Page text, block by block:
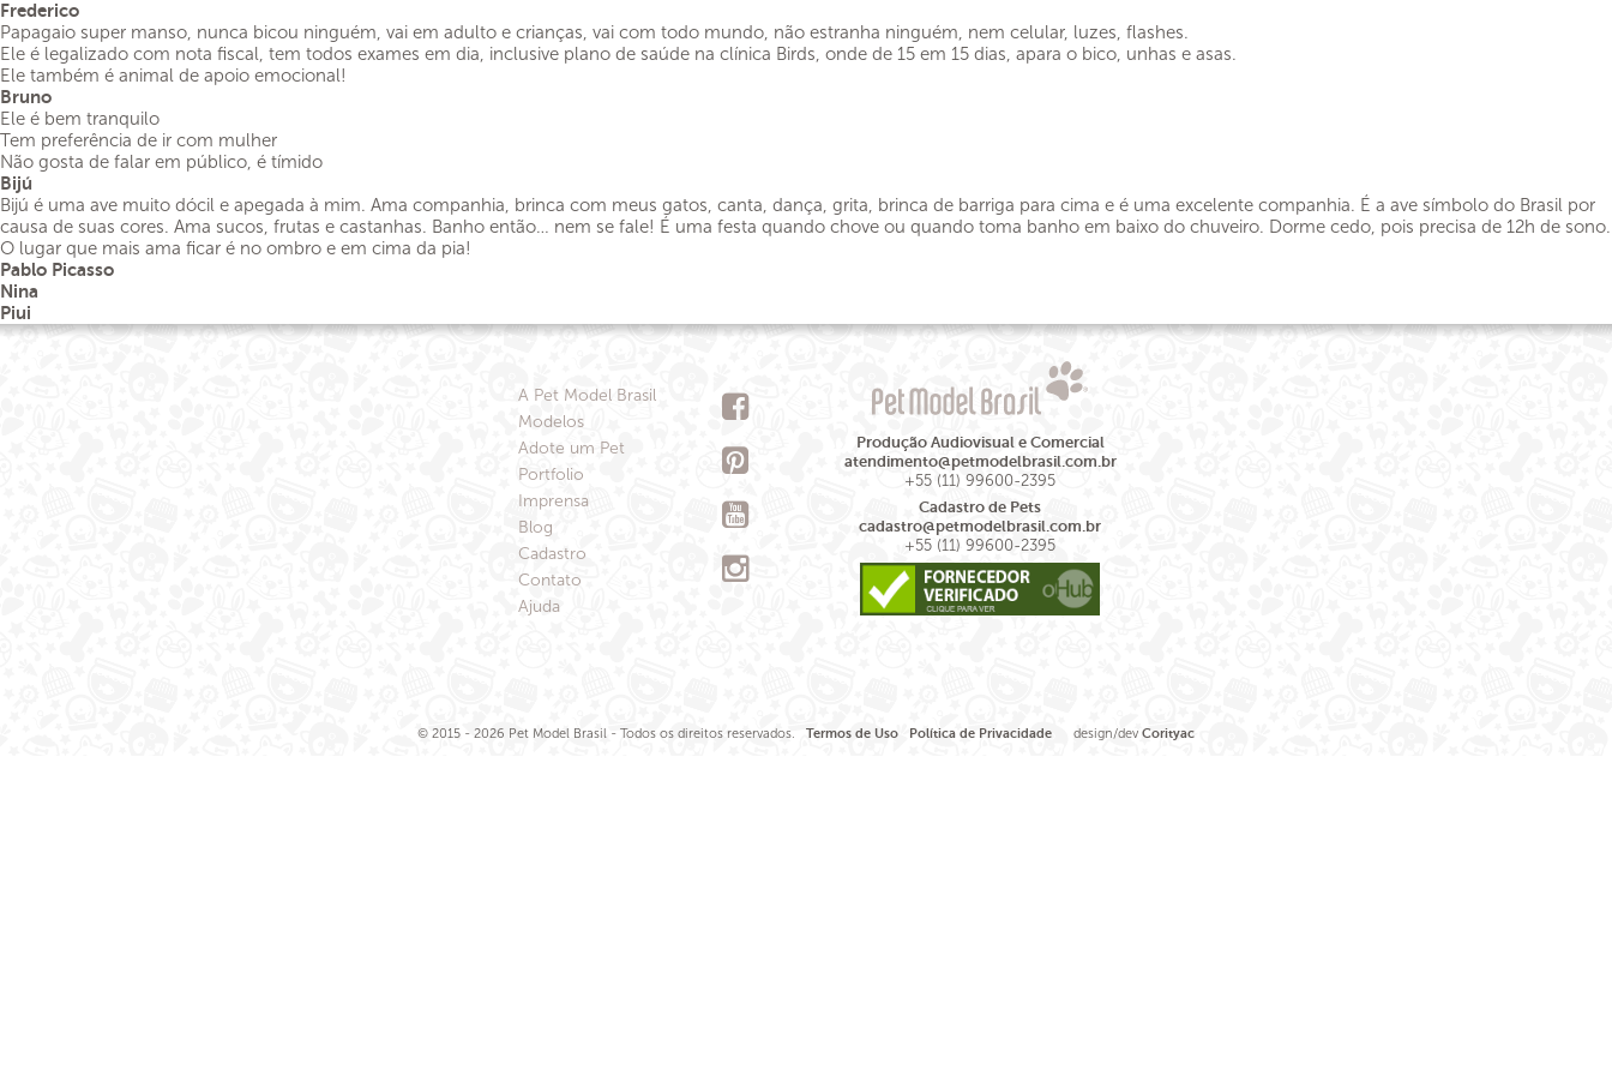
Frederico
Papagaio super manso, nunca bicou ninguém, vai em adulto e crianças, vai com todo mundo, não estranha ninguém, nem celular, luzes, flashes.
Ele é legalizado com nota fiscal, tem todos exames em dia, inclusive plano de saúde na clínica Birds, onde de 15 em 15 dias, apara o bico, unhas e asas.
Ele também é animal de apoio emocional!
Bruno
Ele é bem tranquilo
Tem preferência de ir com mulher
Não gosta de falar em público, é tímido
Bijú
Bijú é uma ave muito dócil e apegada à mim. Ama companhia, brinca com meus gatos, canta, dança, grita, brinca de barriga para cima e é uma excelente companhia. É a ave símbolo do Brasil por
causa de suas cores. Ama sucos, frutas e castanhas. Banho então… nem se fale! É uma festa quando chove ou quando toma banho em baixo do chuveiro. Dorme cedo, pois precisa de 12h de sono.
O lugar que mais ama ficar é no ombro e em cima da pia!
Pablo Picasso
Nina
Piui
A Pet Model Brasil
Modelos
Adote um Pet
Portfolio
Imprensa
Blog
Cadastro
Contato
Ajuda
Produção Audiovisual e Comercial
atendimento@petmodelbrasil.com.br
+55 (11) 99600-2395
Cadastro de Pets
cadastro@petmodelbrasil.com.br
+55 (11) 99600-2395
© 2015 - 2026 Pet Model Brasil - Todos os direitos reservados. Termos de Uso Política de Privacidade design/dev Corityac